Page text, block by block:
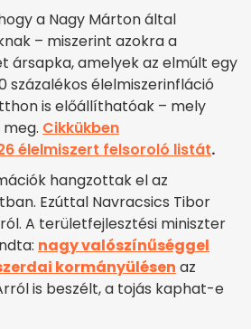
a Nagy Márton által
– miszerint azokra a
ársapka, amelyek az elmúlt egy
százalékos élelmiszerinfláció
is előállíthatóak – mely
Cikkükben
élelmiszert felsoroló listát.
hangzottak el az
Ezúttal Navracsics Tibor
A területfejlesztési miniszter
nagy valószínűséggel
kormányülésen az
is beszélt, a tojás kaphat-e